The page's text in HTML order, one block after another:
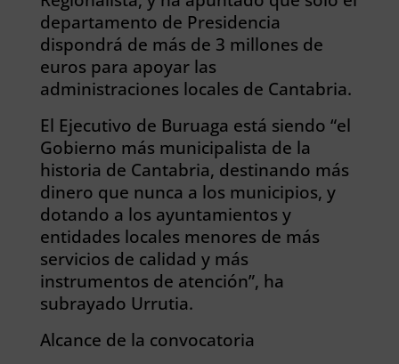
departamento de Presidencia
dispondrá de más de 3 millones de
euros para apoyar las
administraciones locales de Cantabria.
El Ejecutivo de Buruaga está siendo “el
Gobierno más municipalista de la
historia de Cantabria, destinando más
dinero que nunca a los municipios, y
dotando a los ayuntamientos y
entidades locales menores de más
servicios de calidad y más
instrumentos de atención”, ha
subrayado Urrutia.
Alcance de la convocatoria